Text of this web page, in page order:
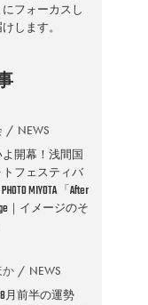
フォーカスし
します。
NEWS
開幕！浅間国
トフェスティバ
MIYOTA 「After
｜イメージのそ
か NEWS
8月前半の運勢